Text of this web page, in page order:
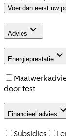
Voer dan eerst uw
Advies
Energieprestatie
door test
Financieel advies
Subsidies